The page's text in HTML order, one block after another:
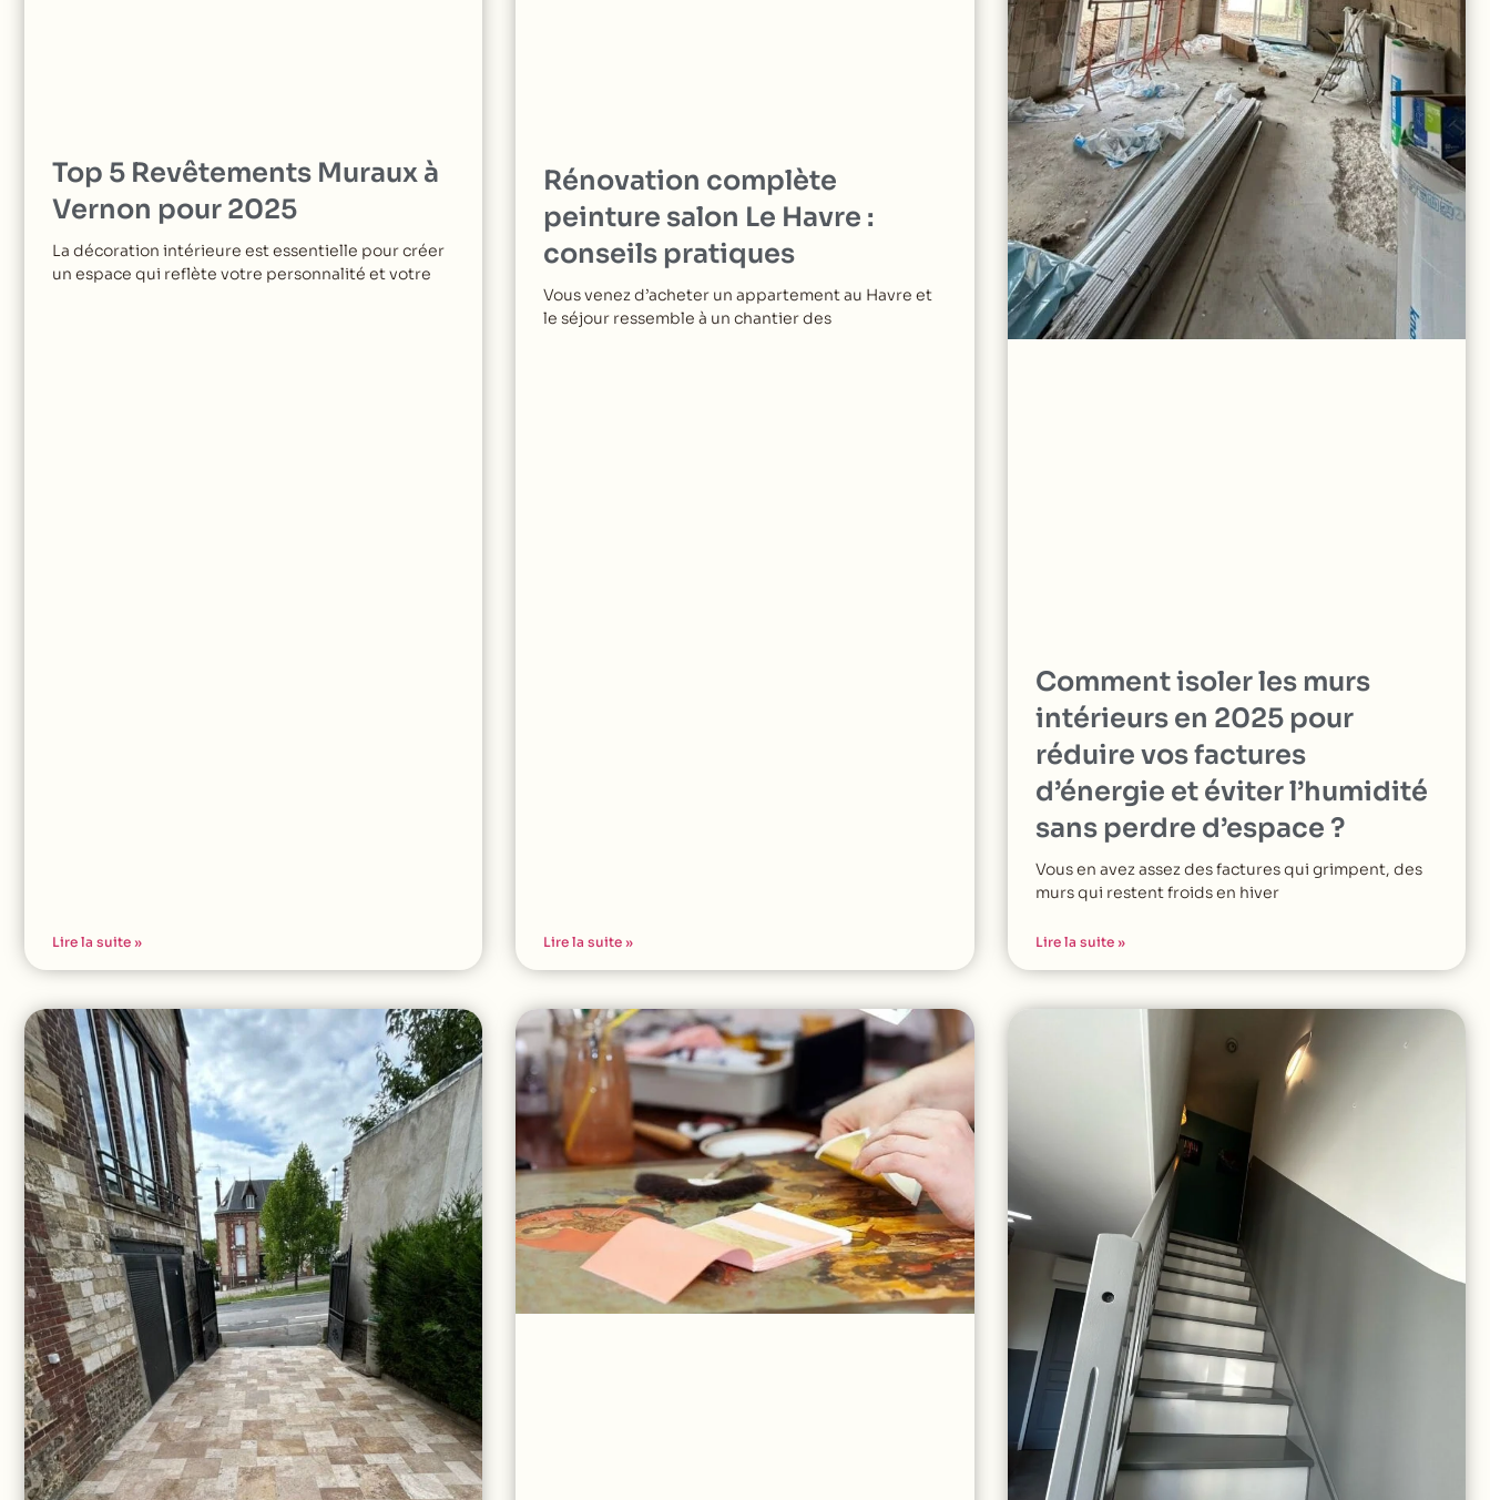
Top 5 Revêtements Muraux à
Vernon pour 2025
La décoration intérieure est essentielle pour créer
un espace qui reflète votre personnalité et votre
Lire la suite »
Rénovation complète
peinture salon Le Havre :
conseils pratiques
Vous venez d’acheter un appartement au Havre et
le séjour ressemble à un chantier des
Lire la suite »
Comment isoler les murs
intérieurs en 2025 pour
réduire vos factures
d’énergie et éviter l’humidité
sans perdre d’espace ?
Vous en avez assez des factures qui grimpent, des
murs qui restent froids en hiver
Lire la suite »